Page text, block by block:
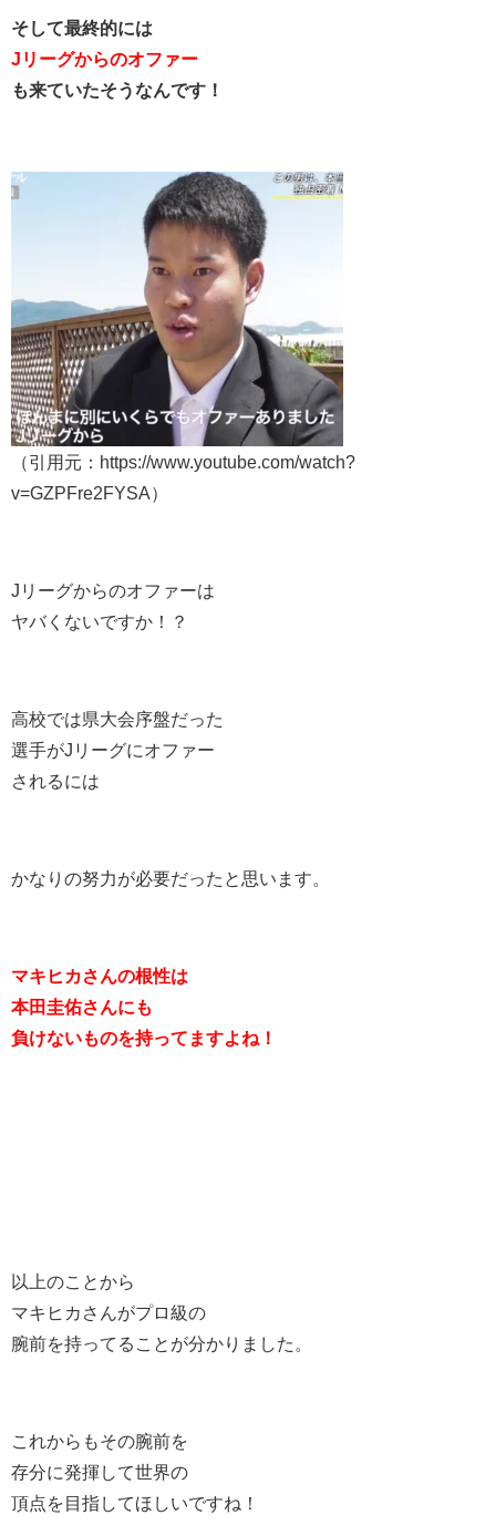
そして最終的には
Jリーグからのオファー
も来ていたそうなんです！
（引用元：https://www.youtube.com/watch?
v=GZPFre2FYSA）
Jリーグからのオファーは
ヤバくないですか！？
高校では県大会序盤だった
選手がJリーグにオファー
されるには
かなりの努力が必要だったと思います。
マキヒカさんの根性は
本田圭佑さんにも
負けないものを持ってますよね！
以上のことから
マキヒカさんがプロ級の
腕前を持ってることが分かりました。
これからもその腕前を
存分に発揮して世界の
頂点を目指してほしいですね！